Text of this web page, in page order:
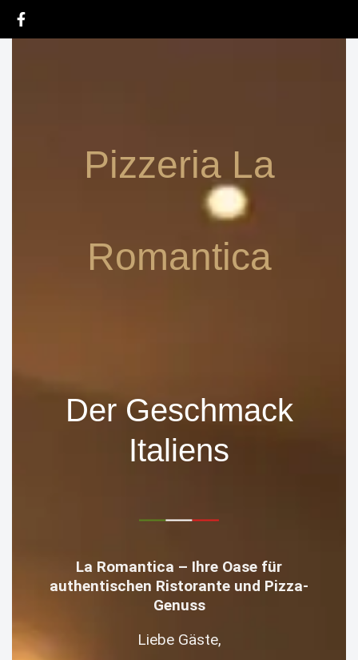
Pizzeria La
Romantica
Der Geschmack
Italiens
La Romantica – Ihre Oase für
authentischen Ristorante und Pizza-
Genuss
Liebe Gäste,